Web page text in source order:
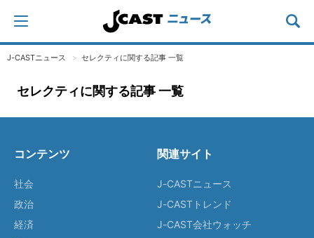
J-CASTニュース セレクティに関する記事 一覧
セレクティに関する記事 一覧
コンテンツ
社会
政治
経済
関連サイト
J-CASTニュース
J-CASTトレンド
J-CAST会社ウォッチ